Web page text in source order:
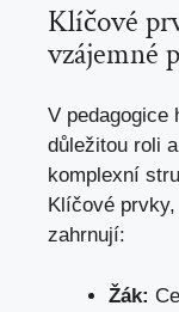
Klíčové
vzájemné
V pedagogice
důležitou roli
komplexní
Klíčové
zahrnují:
Žák: